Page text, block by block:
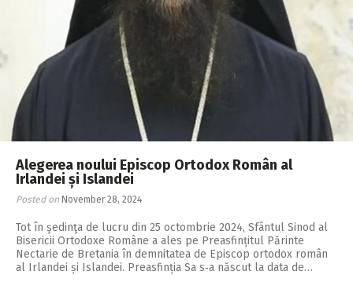
Alegerea noului Episcop Ortodox Român al
Irlandei și Islandei
Posted on November 28, 2024
Tot în şedinţa de lucru din 25 octombrie 2024, Sfântul Sinod al
Bisericii Ortodoxe Române a ales pe Preasfințitul Părinte
Nectarie de Bretania în demnitatea de Episcop ortodox român
al Irlandei și Islandei. Preasfinția Sa s‑a născut la data de…